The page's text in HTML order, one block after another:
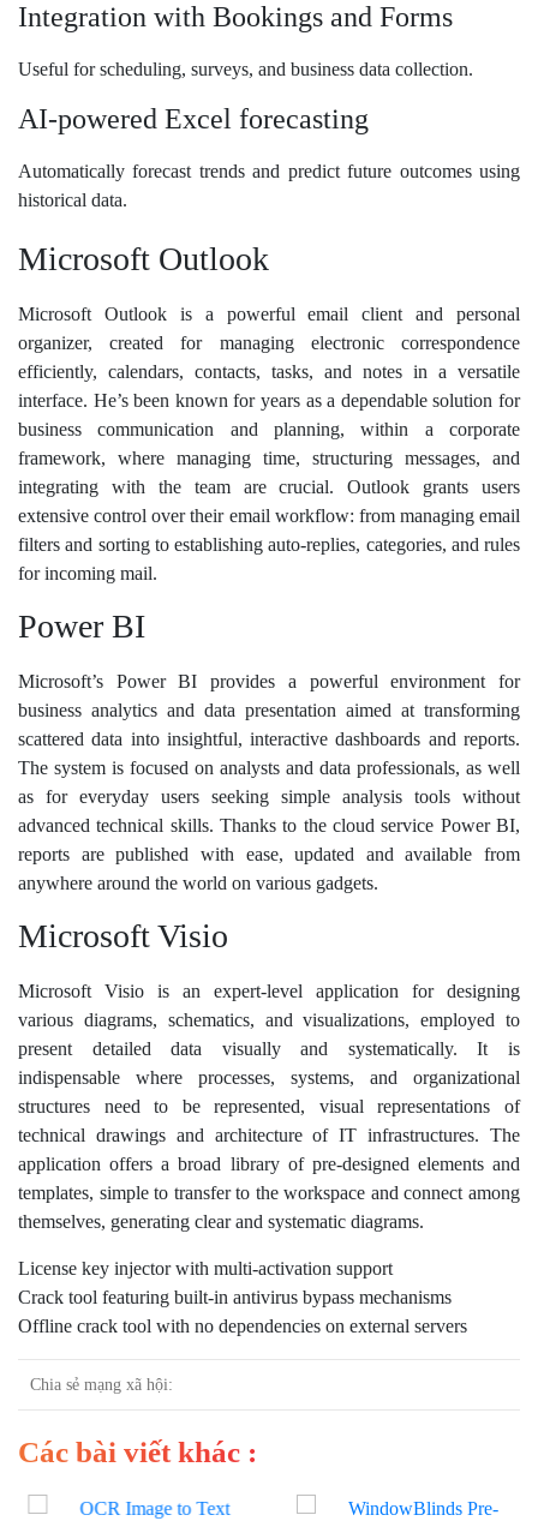
Integration with Bookings and Forms
Useful for scheduling, surveys, and business data collection.
AI-powered Excel forecasting
Automatically forecast trends and predict future outcomes using
historical data.
Microsoft Outlook
Microsoft Outlook is a powerful email client and personal
organizer, created for managing electronic correspondence
efficiently, calendars, contacts, tasks, and notes in a versatile
interface. He’s been known for years as a dependable solution for
business communication and planning, within a corporate
framework, where managing time, structuring messages, and
integrating with the team are crucial. Outlook grants users
extensive control over their email workflow: from managing email
filters and sorting to establishing auto-replies, categories, and rules
for incoming mail.
Power BI
Microsoft’s Power BI provides a powerful environment for
business analytics and data presentation aimed at transforming
scattered data into insightful, interactive dashboards and reports.
The system is focused on analysts and data professionals, as well
as for everyday users seeking simple analysis tools without
advanced technical skills. Thanks to the cloud service Power BI,
reports are published with ease, updated and available from
anywhere around the world on various gadgets.
Microsoft Visio
Microsoft Visio is an expert-level application for designing
various diagrams, schematics, and visualizations, employed to
present detailed data visually and systematically. It is
indispensable where processes, systems, and organizational
structures need to be represented, visual representations of
technical drawings and architecture of IT infrastructures. The
application offers a broad library of pre-designed elements and
templates, simple to transfer to the workspace and connect among
themselves, generating clear and systematic diagrams.
License key injector with multi-activation support
Crack tool featuring built-in antivirus bypass mechanisms
Offline crack tool with no dependencies on external servers
Chia sẻ mạng xã hội:
Các bài viết khác :